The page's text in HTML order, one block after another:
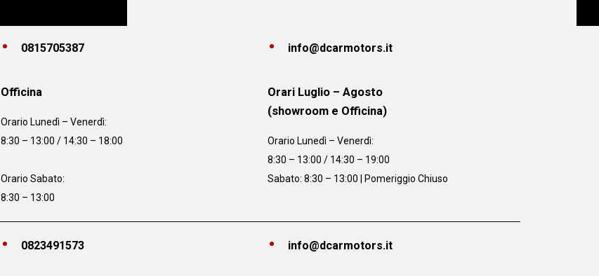
0815705387
Officina
Orario Lunedì – Venerdì:
8:30 – 13:00 / 14:30 – 18:00
Orario Sabato:
8:30 – 13:00
info@dcarmotors.it
Orari Luglio – Agosto
(showroom e Officina)
Orario Lunedì – Venerdì:
8:30 – 13:00 / 14:30 – 19:00
Sabato: 8:30 – 13:00 | Pomeriggio Chiuso
0823491573 info@dcarmotors.it